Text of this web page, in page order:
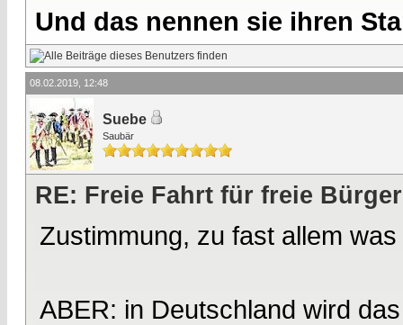
Und das nennen sie ihren
08.02.2019, 12:48
Suebe
Saubär
RE: Freie Fahrt für freie Bürger
Zustimmung, zu fast allem
ABER: in Deutschland wird